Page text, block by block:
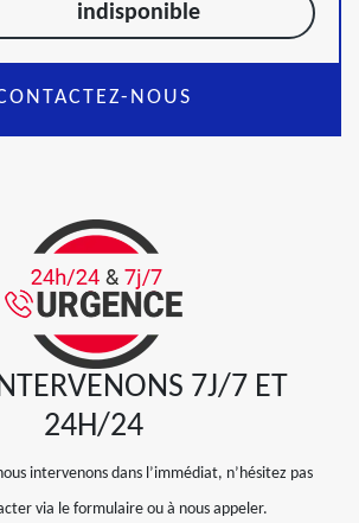
indisponible
NOUS
7J/7 ET
24H/24
intervenons dans l’immédiat, n’hésitez pas
via le formulaire ou à nous appeler.